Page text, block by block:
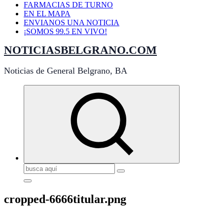
FARMACIAS DE TURNO
EN EL MAPA
ENVIANOS UNA NOTICIA
¡SOMOS 99.5 EN VIVO!
NOTICIASBELGRANO.COM
Noticias de General Belgrano, BA
Buscar:
cropped-6666titular.png